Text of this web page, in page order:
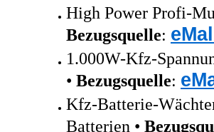
High Power Profi-
Bezugsquelle:
1.000W-Kfz-
• Bezugsquelle:
Kfz-Batterie-
Batterien •